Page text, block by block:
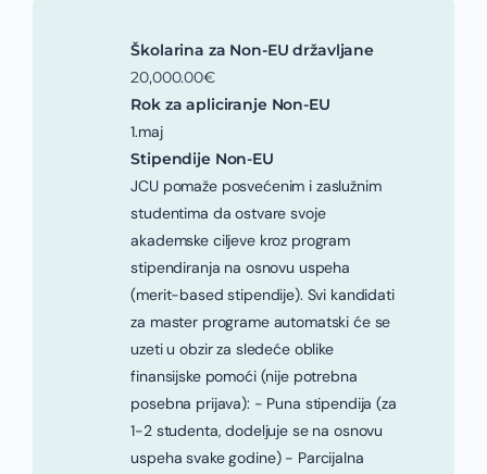
Školarina za Non-EU državljane
20,000.00€
Rok za apliciranje Non-EU
1.maj
Stipendije Non-EU
JCU pomaže posvećenim i zaslužnim
studentima da ostvare svoje
akademske ciljeve kroz program
stipendiranja na osnovu uspeha
(merit-based stipendije). Svi kandidati
za master programe automatski će se
uzeti u obzir za sledeće oblike
finansijske pomoći (nije potrebna
posebna prijava): - Puna stipendija (za
1-2 studenta, dodeljuje se na osnovu
uspeha svake godine) - Parcijalna